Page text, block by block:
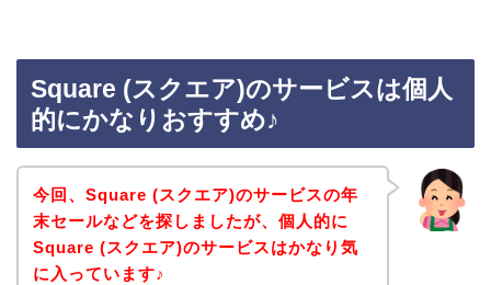
Square (スクエア)のサービスは個人
的にかなりおすすめ♪
今回、Square (スクエア)のサービスの年
末セールなどを探しましたが、個人的に
Square (スクエア)のサービスはかなり気
に入っています♪